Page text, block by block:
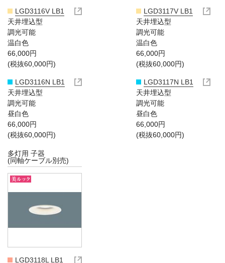
LGD3116V LB1
天井埋込型
調光可能
温白色
66,000円
(税抜60,000円)
LGD3116N LB1
天井埋込型
調光可能
昼白色
66,000円
(税抜60,000円)
LGD3117V LB1
天井埋込型
調光可能
温白色
66,000円
(税抜60,000円)
LGD3117N LB1
天井埋込型
調光可能
昼白色
66,000円
(税抜60,000円)
多灯用 子器
(同軸ケーブル別売)
LGD3118L LB1